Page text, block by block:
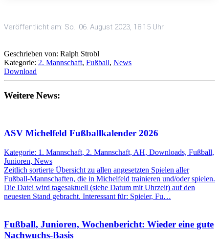
Veröffentlicht am: So.. 06. August 2023, 18:15 Uhr
Geschrieben von: Ralph Strobl
Kategorie: 2. Mannschaft, Fußball, News
Download
Weitere News:
ASV Michelfeld Fußballkalender 2026
Kategorie: 1. Mannschaft, 2. Mannschaft, AH, Downloads, Fußball,
Junioren, News
Zeitlich sortierte Übersicht zu allen angesetzten Spielen aller
Fußball-Mannschaften, die in Michelfeld trainieren und/oder spielen.
Die Datei wird tagesaktuell (siehe Datum mit Uhrzeit) auf den
neuesten Stand gebracht. Interessant für: Spieler, Fu…
Fußball, Junioren, Wochenbericht: Wieder eine gute
Nachwuchs-Basis